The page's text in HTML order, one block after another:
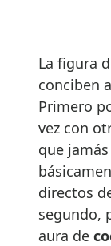
La figura
conciben
Primero
vez con
que
directos
segundo,
aura de